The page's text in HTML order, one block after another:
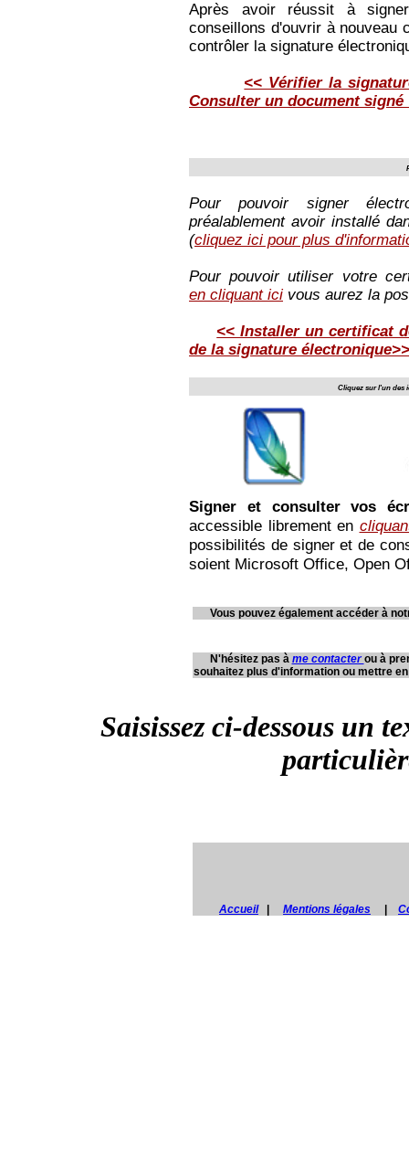
Après avoir réussit à
conseillons d'ouvrir à nouveau
contrôler la signature
<< Vérifier la
Consulter un document signé
Pour pouvoir signer
préalablement avoir installé
(cliquez ici pour plus
Pour pouvoir utiliser votre
en cliquant ici vous aurez la
<< Installer un certificat
de la signature électronique>>
Cliquez sur l'un des
Signer et consulter vos
accessible librement en
possibilités de signer et de
soient Microsoft Office, Open
Vous pouvez également accéder à
N'hésitez pas à me contacterou à
souhaitez plus d'information ou mettre
Saisissez ci-dessous un
Accueil Mentions légales